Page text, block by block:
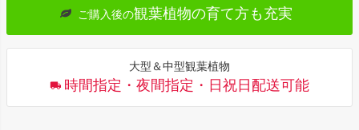
ご購入後の観葉植物の育て方も充実
大型＆中型観葉植物
時間指定・夜間指定・日祝日配送可能